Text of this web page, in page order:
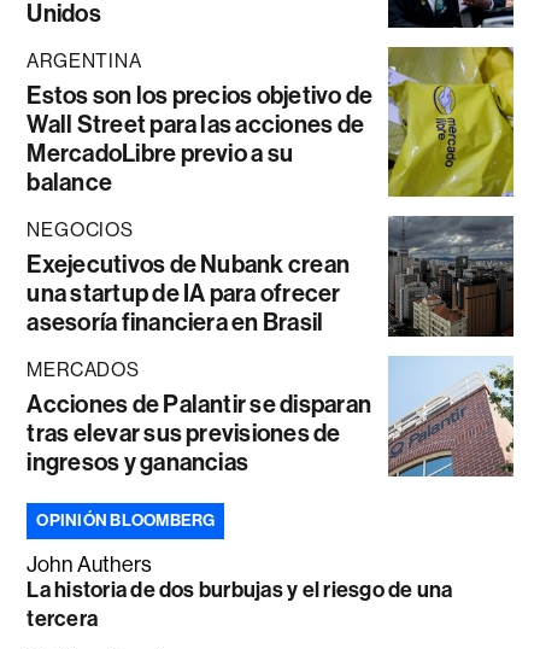
Unidos
ARGENTINA
Estos son los precios objetivo de
Wall Street para las acciones de
MercadoLibre previo a su
balance
NEGOCIOS
Exejecutivos de Nubank crean
una startup de IA para ofrecer
asesoría financiera en Brasil
MERCADOS
Acciones de Palantir se disparan
tras elevar sus previsiones de
ingresos y ganancias
OPINIÓN BLOOMBERG
John Authers
La historia de dos burbujas y el riesgo de una
tercera